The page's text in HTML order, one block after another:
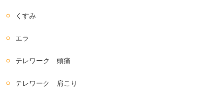
くすみ
エラ
テレワーク 頭痛
テレワーク 肩こり